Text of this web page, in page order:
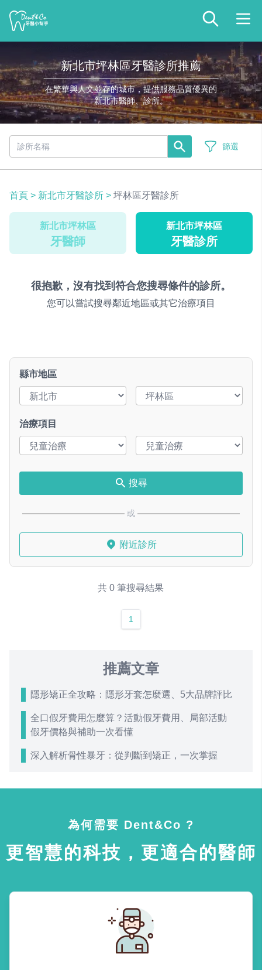
新北市坪林區牙醫診所推薦
在繁華與人文並存的城市，提供服務品質優異的
新北市醫師、診所。
篩選
首頁 > 新北市牙醫診所 > 坪林區牙醫診所
新北市坪林區
牙醫師
新北市坪林區
牙醫診所
很抱歉，沒有找到符合您搜尋條件的診所。
您可以嘗試搜尋鄰近地區或其它治療項目
縣市地區
治療項目
搜尋
或
附近診所
共 0 筆搜尋結果
1
推薦文章
隱形矯正全攻略：隱形牙套怎麼選、5大品牌評比
全口假牙費用怎麼算？活動假牙費用、局部活動
假牙價格與補助一次看懂
深入解析骨性暴牙：從判斷到矯正，一次掌握
為何需要 Dent&Co ?
更智慧的科技，更適合的醫師